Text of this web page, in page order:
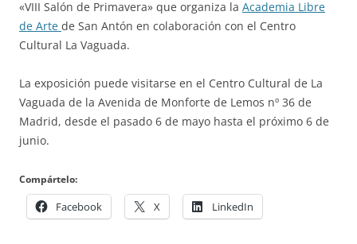
«VIII Salón de Primavera» que organiza la Academia Libre
de Arte de San Antón en colaboración con el Centro
Cultural La Vaguada.
La exposición puede visitarse en el Centro Cultural de La
Vaguada de la Avenida de Monforte de Lemos nº 36 de
Madrid, desde el pasado 6 de mayo hasta el próximo 6 de
junio.
Compártelo:
Facebook X LinkedIn